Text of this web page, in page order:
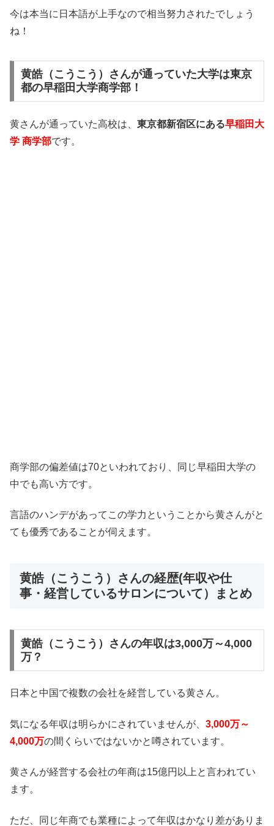
今は本当に日本語が上手なので相当努力されたでしょう
ね！
黄皓（こうこう）さんが通っていた大学は東京
都の早稲田大学商学部！
黄さんが通っていた高校は、 東京都新宿区にある早稲田大
学 商学部です。
商学部の偏差値は70といわれており、同じ早稲田大学の
中でも高い方です。
言語のハンデがあってこの学力ということから黄さんがと
ても優秀であることが伺えます。
黄皓（こうこう）さんの経歴(年収や仕
事・経営しているサロンについて）まとめ
黄皓（こうこう）さんの年収は3,000万～4,000
万？
日本と中国で複数の会社を経営している黄さん。
気になる年収は明らかにされていませんが、 3,000万～
4,000万の間くらいではないかと噂されています。
黄さんが経営する会社の年商は15億円以上と言われてい
ます。
ただ、同じ年商でも業種によって年収はかなり差がありま